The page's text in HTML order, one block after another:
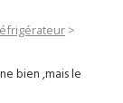
>
bien ,mais le